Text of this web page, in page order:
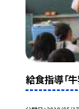
給食指導「